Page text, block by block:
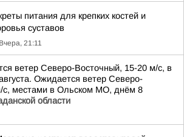
питания для крепких костей и
суставов
Вчера, 21:11
ветер Северо-Восточный, 15-20 м/с, в
Ожидается ветер Северо-
с, местами в Ольском МО, днём 8
области